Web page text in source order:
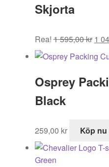
Skjorta
Rea! 1 595,00kr
1
1
Osprey
Black
259,00 kr Köp nu